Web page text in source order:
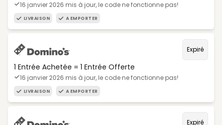
16 janvier 2026 mis à jour, le code ne fonctionne pas!
LIVRAISON A EMPORTER
Expiré
1 Entrée Achetée = 1 Entrée Offerte
16 janvier 2026 mis à jour, le code ne fonctionne pas!
LIVRAISON A EMPORTER
Expiré